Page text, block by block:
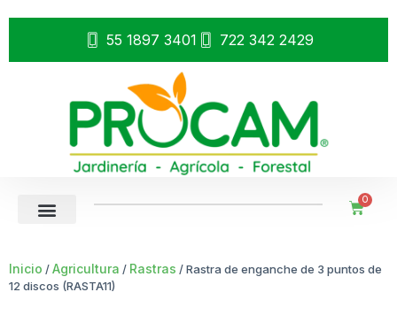
55 1897 3401 722 342 2429
0
Inicio /Agricultura / Rastras / Rastra de enganche de 3 puntos de
12 discos (RASTA11)